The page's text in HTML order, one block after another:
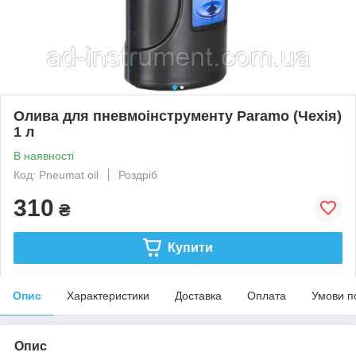
Олива для пневмоінструменту Paramo (Чехія)
1 л
В наявності
Код: Pneumat oil
Роздріб
310 ₴
Купити
Опис Характеристики Доставка Оплата Умови
Опис